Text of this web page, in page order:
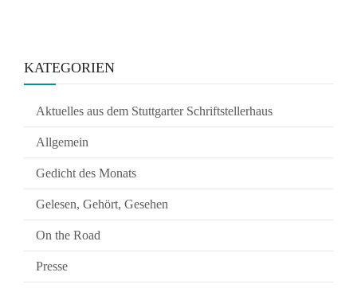
KATEGORIEN
Aktuelles aus dem Stuttgarter Schriftstellerhaus
Allgemein
Gedicht des Monats
Gelesen, Gehört, Gesehen
On the Road
Presse